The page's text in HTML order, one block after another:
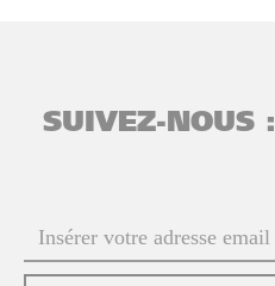
SUIVEZ-NOUS :